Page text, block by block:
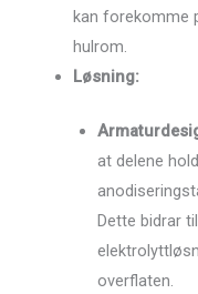
kan forekomme
hulrom.
Løsning:
at delene
Dette bidrar
overflaten.